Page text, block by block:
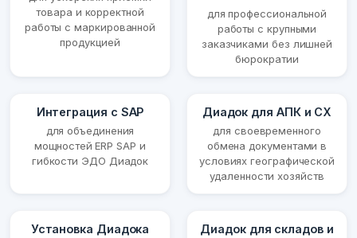
товара и корректной
работы с маркированной
продукцией
для профессиональной
работы с крупными
заказчиками без лишней
бюрократии
Интеграция с SAP
для объединения
мощностей ERP SAP и
гибкости ЭДО Диадок
Диадок для АПК и СХ
для своевременного
обмена документами в
условиях географической
удаленности хозяйств
Установка Диадока
Диадок для складов и